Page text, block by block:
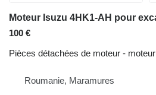
100 €
Pièces détachées de moteur - moteur
Roumanie, Maramures